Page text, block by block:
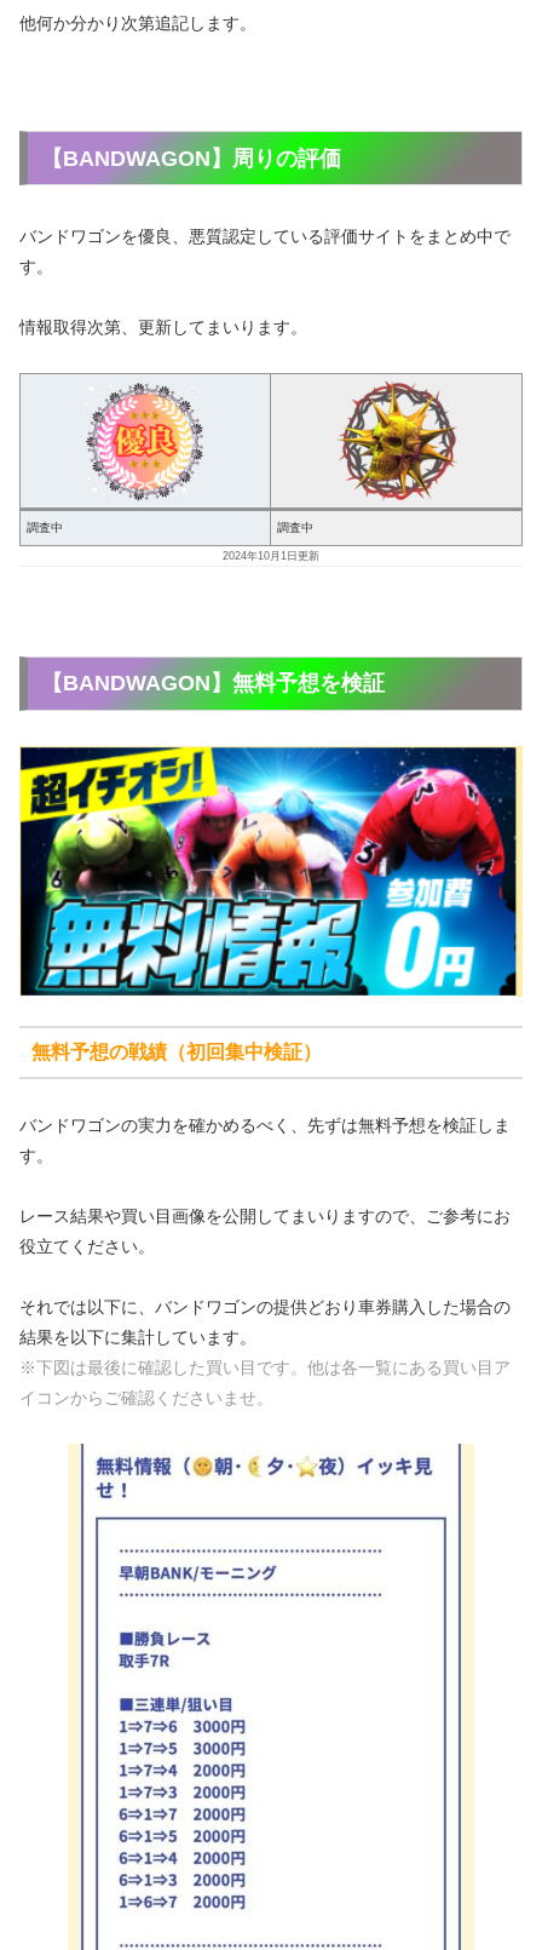
他何か分かり次第追記します。
【BANDWAGON】周りの評価
バンドワゴンを優良、悪質認定している評価サイトをまとめ中で
す。
情報取得次第、更新してまいります。
調査中 調査中
2024年10月1日更新
【BANDWAGON】無料予想を検証
無料予想の戦績（初回集中検証）
バンドワゴンの実力を確かめるべく、先ずは無料予想を検証しま
す。
レース結果や買い目画像を公開してまいりますので、ご参考にお
役立てください。
それでは以下に、バンドワゴンの提供どおり車券購入した場合の
結果を以下に集計しています。
※下図は最後に確認した買い目です。他は各一覧にある買い目ア
イコンからご確認くださいませ。